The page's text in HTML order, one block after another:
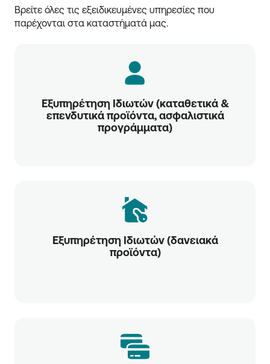
Βρείτε όλες τις εξειδικευμένες υπηρεσίες που
παρέχονται στα καταστήματά μας.
Εξυπηρέτηση Ιδιωτών (καταθετικά &
επενδυτικά προϊόντα, ασφαλιστικά
προγράμματα)
Εξυπηρέτηση Ιδιωτών (δανειακά
προϊόντα)